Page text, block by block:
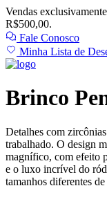
Vendas
R$500,00.
Fale Conosco
Minha Lista de
Brinco
Detalhes com
trabalhado. O design
magnífico, com efeito
e o luxo incrível do
tamanhos diferentes